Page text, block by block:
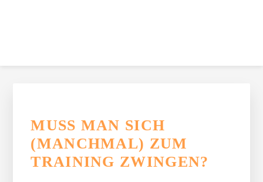
FITNESSGOESOFFICE
Firmenfitness, die Spaß macht und funktioniert.
MUSS MAN SICH
(MANCHMAL) ZUM
TRAINING ZWINGEN?